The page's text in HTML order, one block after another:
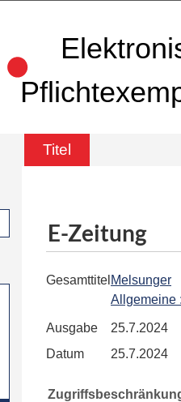
Titel
E-Zeitung
Gesamttitel Melsunger
Allgemeine
Ausgabe
25.7.2024
Datum
25.7.2024